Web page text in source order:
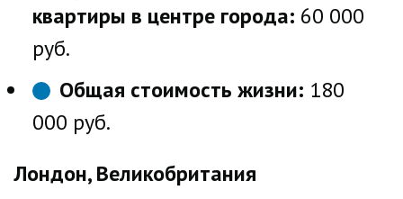
квартиры в центре города: 60 000
руб.
Общая стоимость жизни: 180
000 руб.
Лондон, Великобритания